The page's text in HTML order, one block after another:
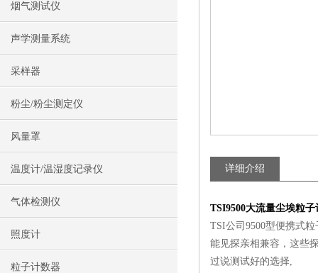
烟气测试仪
声学测量系统
采样器
粉尘/粉尘测定仪
风量罩
温度计/温湿度记录仪
气体检测仪
照度计
粒子计数器
详细介绍
TSI9500大流量尘埃粒子
TSI公司9500型便携式
能见探亲相兼容，这些
过说测试好的选择,